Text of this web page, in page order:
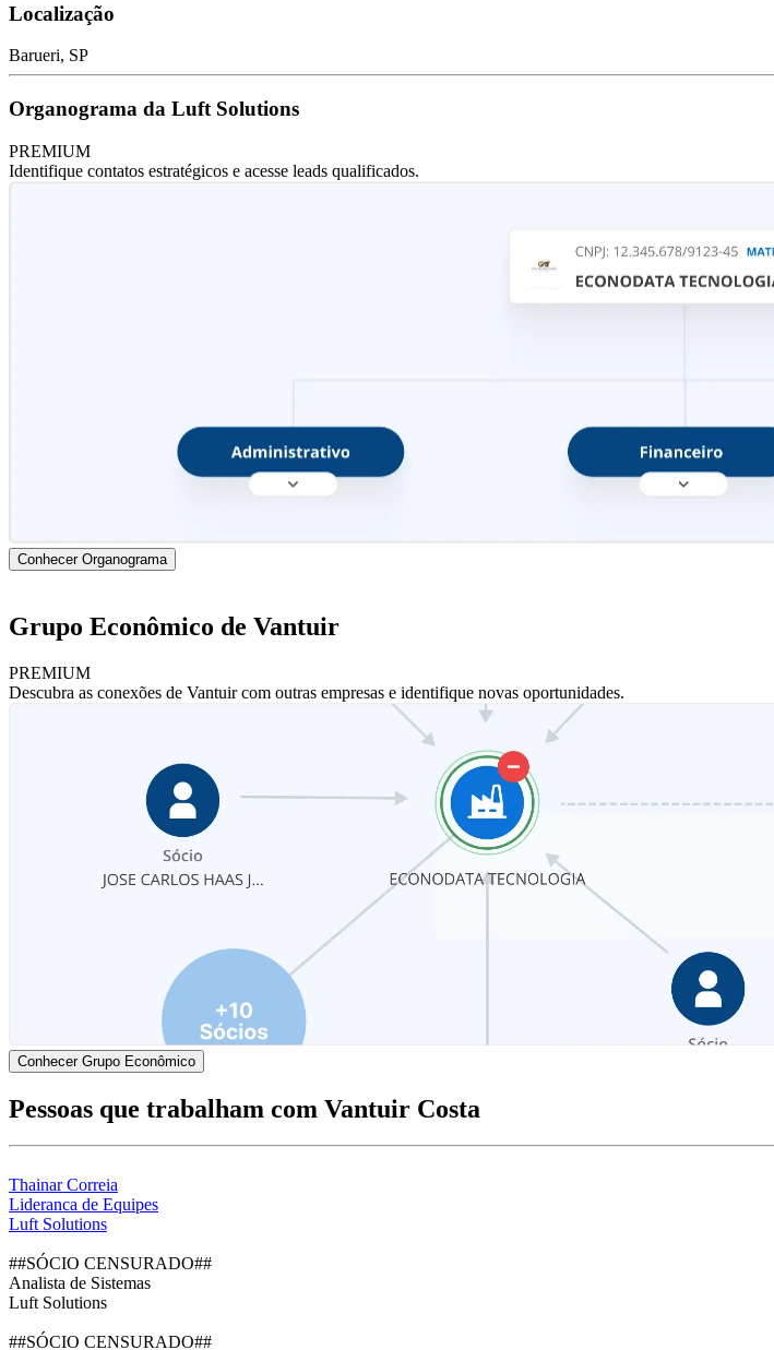
Localização
Barueri, SP
Organograma da Luft Solutions
PREMIUM
Identifique contatos estratégicos e acesse leads qualificados.
Conhecer Organograma
Grupo Econômico de Vantuir
PREMIUM
Descubra as conexões de Vantuir com outras empresas e identifique novas oportunidades.
Conhecer Grupo Econômico
Pessoas que trabalham com Vantuir Costa
Thainar Correia
Lideranca de Equipes
Luft Solutions
##SÓCIO CENSURADO##
Analista de Sistemas
Luft Solutions
##SÓCIO CENSURADO##